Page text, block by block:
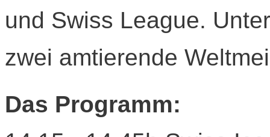
und Swiss League.
zwei amtierende
Das Programm: